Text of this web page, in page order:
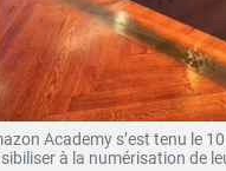
Academy s’est tenu le
à la numérisation de